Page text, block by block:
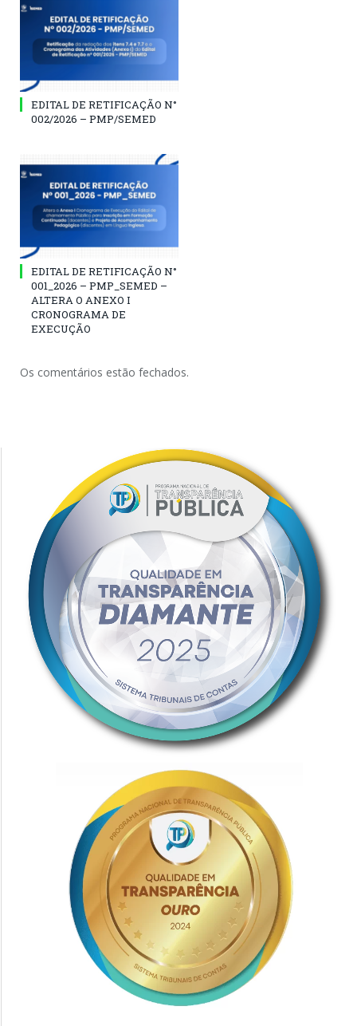
EDITAL DE RETIFICAÇÃO N°
002/2026 – PMP/SEMED
EDITAL DE RETIFICAÇÃO N°
001_2026 – PMP_SEMED –
ALTERA O ANEXO I
CRONOGRAMA DE
EXECUÇÃO
Os comentários estão fechados.